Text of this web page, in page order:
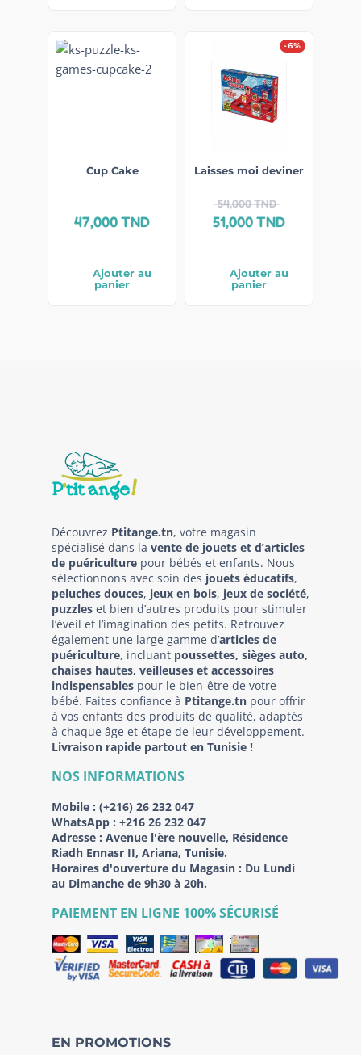
Cup Cake
47,000TND
Ajouter au
panier
-6%
Laisses moi deviner
54,000TND
51,000TND
Ajouter au
panier
Découvrez Ptitange.tn, votre magasin
spécialisé dans la vente de jouets et d’articles
de puériculture pour bébés et enfants. Nous
sélectionnons avec soin des jouets éducatifs,
peluches douces, jeux en bois, jeux de société,
puzzles et bien d’autres produits pour stimuler
l’éveil et l’imagination des petits. Retrouvez
également une large gamme d’articles de
puériculture, incluant poussettes, sièges auto,
chaises hautes, veilleuses et accessoires
indispensables pour le bien-être de votre
bébé. Faites confiance à Ptitange.tn pour offrir
à vos enfants des produits de qualité, adaptés
à chaque âge et étape de leur développement.
Livraison rapide partout en Tunisie !
NOS INFORMATIONS
Mobile : (+216) 26 232 047
WhatsApp : +216 26 232 047
Adresse : Avenue l'ère nouvelle, Résidence
Riadh Ennasr II, Ariana, Tunisie.
Horaires d'ouverture du Magasin : Du Lundi
au Dimanche de 9h30 à 20h.
PAIEMENT EN LIGNE 100% SÉCURISÉ
EN PROMOTIONS